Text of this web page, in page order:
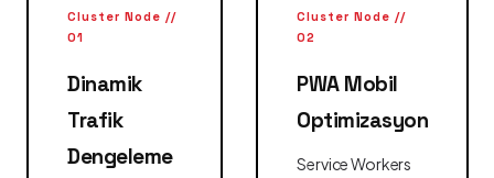
Cluster Node //
01
Dinamik
Trafik
Dengeleme
Cluster Node //
02
PWA Mobil
Optimizasyon
Service Workers